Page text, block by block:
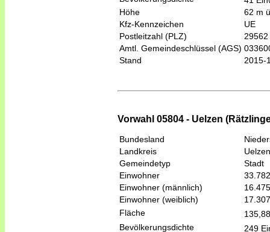
Höhe
62 m
Kfz-Kennzeichen
UE
Postleitzahl (PLZ)
29562
Amtl. Gemeindeschlüssel (AGS)
Stand
2015-
Vorwahl 05804 - Uelzen
Bundesland
Landkreis
Uelzen
Gemeindetyp
Stadt
Einwohner
33.782
Einwohner (männlich)
16.475
Einwohner (weiblich)
17.307
Fläche
Bevölkerungsdichte
249